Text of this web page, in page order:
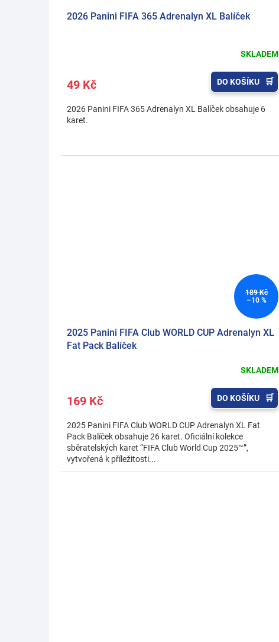
2026 Panini FIFA 365 Adrenalyn XL Balíček
SKLADEM
49 Kč DO KOŠÍKU
2026 Panini FIFA 365 Adrenalyn XL Balíček obsahuje 6
karet.
189 Kč
–10 %
2025 Panini FIFA Club WORLD CUP Adrenalyn XL
Fat Pack Balíček
SKLADEM
169 Kč DO KOŠÍKU
2025 Panini FIFA Club WORLD CUP Adrenalyn XL Fat
Pack Balíček obsahuje 26 karet. Oficiální kolekce
sběratelských karet “FIFA Club World Cup 2025™”,
vytvořená k příležitosti...